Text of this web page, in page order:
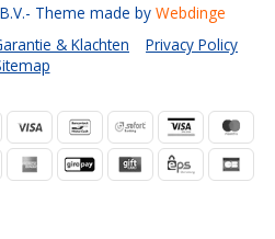
& Klachten
Privacy Policy
- Theme made by Webdinge